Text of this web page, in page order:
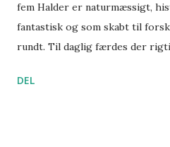
fem Halder er naturmæssigt,
fantastisk og som skabt til
rundt. Til daglig færdes der
fem Halder er stiftet i 2010 og
DEL